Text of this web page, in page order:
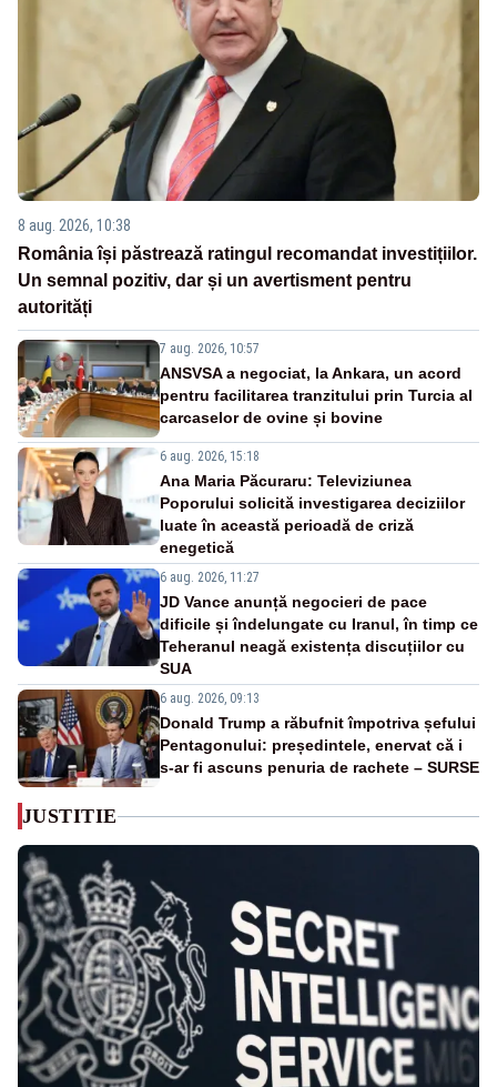
8 aug. 2026, 10:38
România își păstrează ratingul recomandat investițiilor.
Un semnal pozitiv, dar și un avertisment pentru
autorități
7 aug. 2026, 10:57
ANSVSA a negociat, la Ankara, un acord
pentru facilitarea tranzitului prin Turcia al
carcaselor de ovine și bovine
6 aug. 2026, 15:18
Ana Maria Păcuraru: Televiziunea
Poporului solicită investigarea deciziilor
luate în această perioadă de criză
enegetică
6 aug. 2026, 11:27
JD Vance anunță negocieri de pace
dificile și îndelungate cu Iranul, în timp ce
Teheranul neagă existența discuțiilor cu
SUA
6 aug. 2026, 09:13
Donald Trump a răbufnit împotriva șefului
Pentagonului: președintele, enervat că i
s-ar fi ascuns penuria de rachete – SURSE
JUSTITIE